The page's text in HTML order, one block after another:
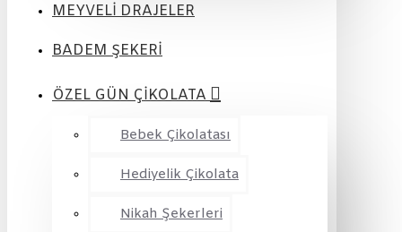
MEYVELİ DRAJELER
BADEM ŞEKERİ
ÖZEL GÜN ÇİKOLATA
Bebek Çikolatası
Hediyelik Çikolata
Nikah Şekerleri